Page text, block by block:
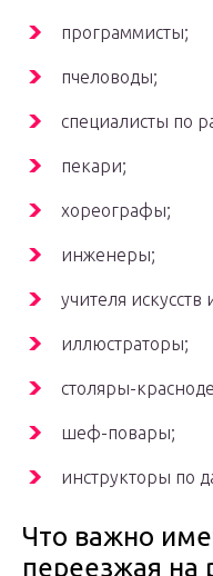
программисты;
пчеловоды;
специалисты по
пекари;
хореографы;
инженеры;
учителя искусств
иллюстраторы;
столяры-
шеф-повары;
инструкторы по
Что важно
переезжая на